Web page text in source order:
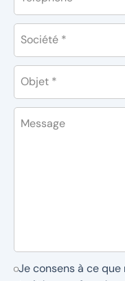
Société *
Objet *
Message
Je consens à ce